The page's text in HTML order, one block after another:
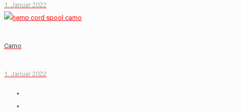
1. Januar 2022
Camo
1. Januar 2022